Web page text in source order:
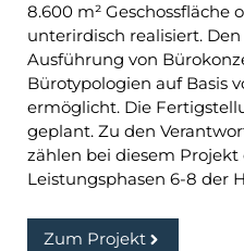
8.600 m² Geschossfläche
unterirdisch realisiert.
Ausführung von
Bürotypologien auf Basis
ermöglicht. Die
geplant. Zu den
zählen bei diesem
Leistungsphasen 6-8 der
Zum Projekt